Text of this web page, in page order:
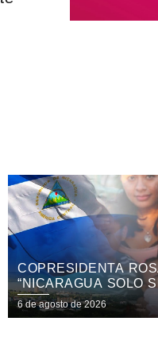
HOSPITAL ANTONIO
DESARROLLA
ESPECIALIZADA EN
6 de agosto de 2026